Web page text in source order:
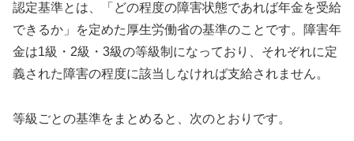
認定基準とは、「どの程度の障害状態であれば年金を受給
できるか」を定めた厚生労働省の基準のことです。障害年
金は1級・2級・3級の等級制になっており、それぞれに定
義された障害の程度に該当しなければ支給されません。
等級ごとの基準をまとめると、次のとおりです。